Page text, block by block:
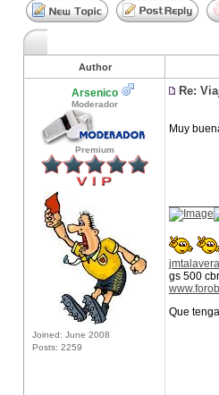
Author
Arsenico
Moderador
Premium
Joined: June 2008
Posts: 2259
Re:
Muy
gs 500
Que